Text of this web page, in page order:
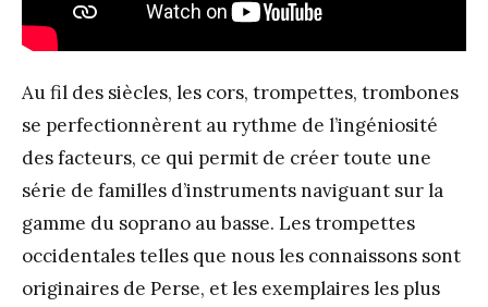
Au fil des siècles, les cors, trompettes, trombones
se perfectionnèrent au rythme de l’ingéniosité
des facteurs, ce qui permit de créer toute une
série de familles d’instruments naviguant sur la
gamme du soprano au basse. Les trompettes
occidentales telles que nous les connaissons sont
originaires de Perse, et les exemplaires les plus